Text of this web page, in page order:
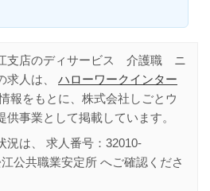
支店のディサービス 介護職 ニ
求人は、 ハローワークインター
報をもとに、株式会社しごとウ
供事業として掲載しています。
況は、 求人番号： 32010-
公共職業安定所 へご確認くださ